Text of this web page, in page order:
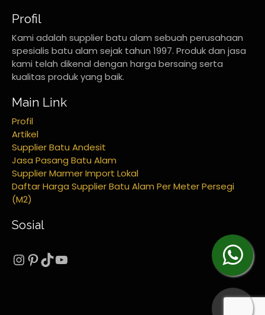
Profil
Kami adalah supplier batu alam sebuah perusahaan
spesialis batu alam sejak tahun 1997. Produk dan jasa
kami telah dikenal dengan harga bersaing serta
kualitas produk yang baik.
Main Link
Profil
Artikel
Supplier Batu Andesit
Jasa Pasang Batu Alam
Supplier Marmer Import Lokal
Daftar Harga Supplier Batu Alam Per Meter Persegi
(M2)
Sosial
Instagram
Pinterest
TikTok
YouTube